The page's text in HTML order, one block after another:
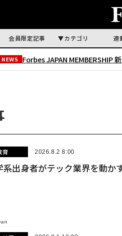
会員限定記事 カテゴリ 連
NEWS Forbes JAPAN MEMBERSHIP
育 2026.8.2 8:00
系出身者がテック業界を動か